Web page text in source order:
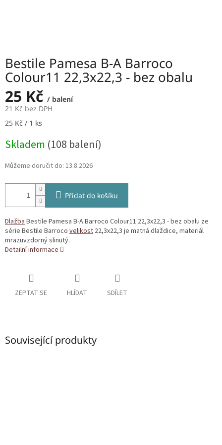
Bestile Pamesa B-A Barroco
Colour11 22,3x22,3 - bez obalu
25 Kč / balení
21 Kč bez DPH
Měrná
25 Kč / 1 ks
Skladem (108 balení)
Můžeme doručit do: 13.8.2026
Přidat do košíku
DlažbaBestile Pamesa B-A Barroco Colour11 22,3x22,3 - bez obalu ze
série Bestile Barroco velikost 22,3x22,3 je matná dlaždice, materiál
mrazuvzdorný slinutý.
Detailní informace
ZEPTAT SE HLÍDAT SDÍLET
Související produkty